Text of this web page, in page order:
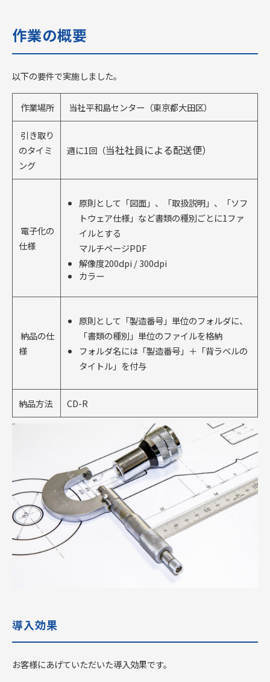
作業の概要
以下の要件で実施しました。
作業場所 当社平和島センター（東京都大田区）
引き取り
のタイミ
ング
週に1回（当社社員による配送便）
電子化の
仕様
原則として「図面」、「取扱説明」、「ソフ
トウェア仕様」など書類の種別ごとに1ファ
イルとする
マルチページPDF
解像度200dpi / 300dpi
カラー
納品の仕
様
原則として「製造番号」単位のフォルダに、
「書類の種別」単位のファイルを格納
フォルダ名には「製造番号」＋「背ラベルの
タイトル」を付与
納品方法 CD-R
導入効果
お客様にあげていただいた導入効果です。